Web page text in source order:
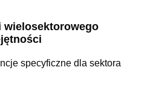
wielosektorowego
specyficzne dla sektora